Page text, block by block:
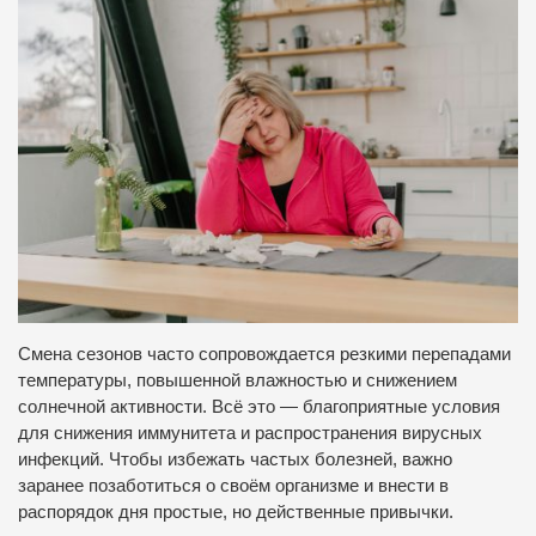
Смена сезонов часто сопровождается резкими перепадами
температуры, повышенной влажностью и снижением
солнечной активности. Всё это — благоприятные условия
для снижения иммунитета и распространения вирусных
инфекций. Чтобы избежать частых болезней, важно
заранее позаботиться о своём организме и внести в
распорядок дня простые, но действенные привычки.